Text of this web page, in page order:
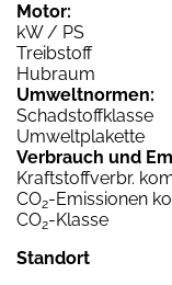
Motor:
kW / PS
Treibstoff
Hubraum
Umweltnormen:
Schadstoffklasse
Umweltplakette
Verbrauch und
Kraftstoffverbr.
CO2-Emissionen
CO2-Klasse
Standort